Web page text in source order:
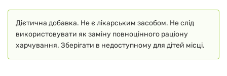
Дієтична добавка. Не є лікарським засобом. Не слід
використовувати як заміну повноцінного раціону
харчування. Зберігати в недоступному для дітей місці.